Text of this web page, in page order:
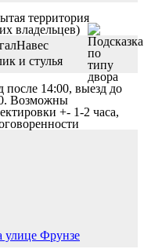
территория
владельцев)
Навес
и стулья
после 14:00, выезд до
Возможны
+- 1-2 часа,
улице Фрунзе